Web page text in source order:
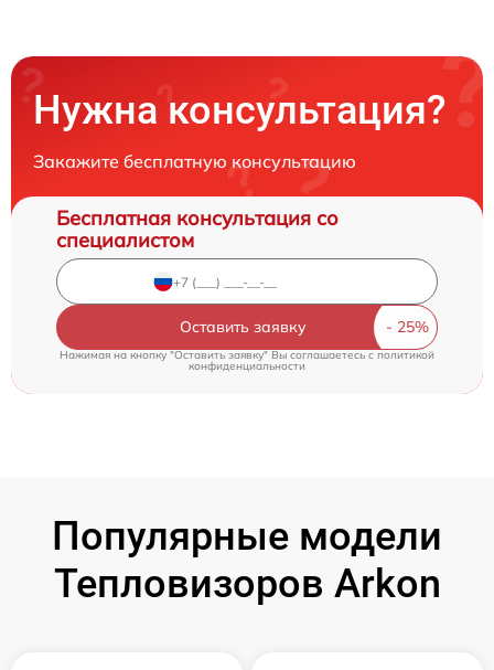
Нужна консультация?
Закажите бесплатную консультацию
Бесплатная консультация со
специалистом
Оставить заявку
Нажимая на кнопку "Оставить заявку" Вы соглашаетесь c политикой
конфиденциальности
Популярные модели
Тепловизоров Arkon